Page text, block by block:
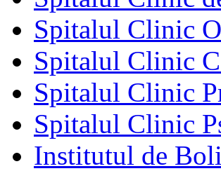
Spitalul Clinic
Spitalul Clinic
Spitalul Clinic
Spitalul Clinic
Institutul de